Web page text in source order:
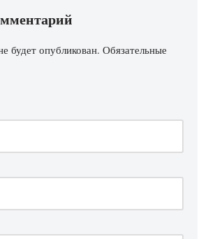
будет опубликован. Обязательные